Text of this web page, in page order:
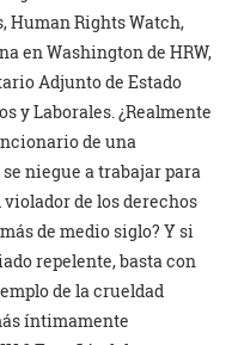
Human Rights Watch,
en Washington de HRW,
Adjunto de Estado
y Laborales. ¿Realmente
de una
niegue a trabajar para
de los derechos
de medio siglo? Y si
repelente, basta con
de la crueldad
íntimamente